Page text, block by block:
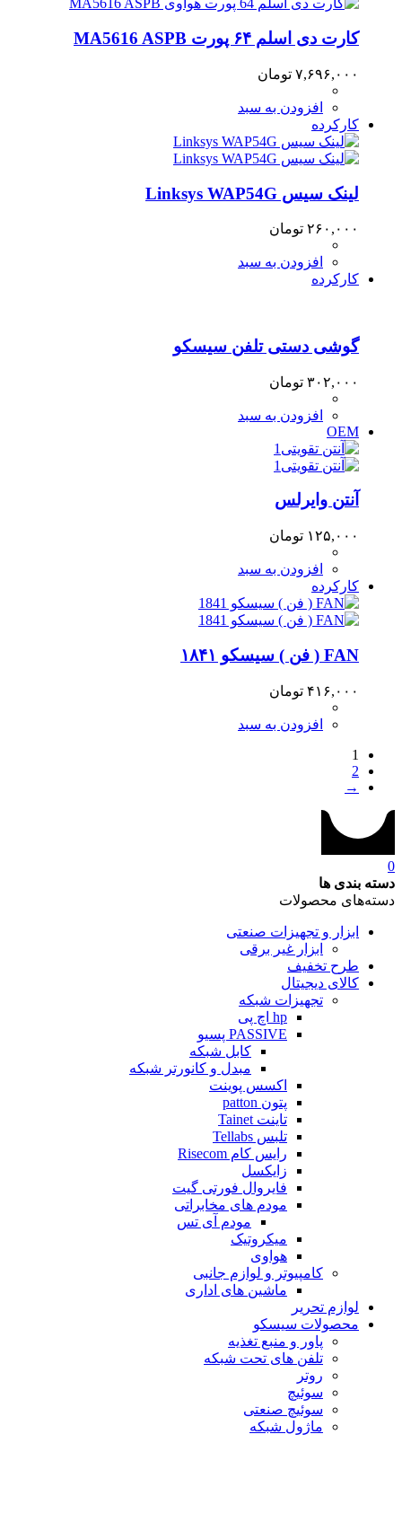
کارت دی اسلم ۶۴ پورت MA5616 ASPB
۷,۶۹۶,۰۰۰ تومان
افزودن به سبد
کارکرده
لینک سیس Linksys WAP54G
۲۶۰,۰۰۰ تومان
افزودن به سبد
کارکرده
گوشی دستی تلفن سیسکو
۳۰۲,۰۰۰ تومان
افزودن به سبد
OEM
آنتن وایرلس
۱۲۵,۰۰۰ تومان
افزودن به سبد
کارکرده
FAN ( فن ) سیسکو ۱۸۴۱
۴۱۶,۰۰۰ تومان
افزودن به سبد
1
2
→
0
دسته بندی ها
دسته‌های محصولات
ابزار و تجهیزات صنعتی
ابزار غیر برقی
طرح تخفیف
کالای دیجیتال
تجهیزات شبکه
hp اچ پی
PASSIVE پسیو
کابل شبکه
مبدل و کانورتر شبکه
اکسس پوینت
پتون patton
تاینت Tainet
تلبس Tellabs
رایس کام Risecom
زایکسل
فایروال فورتی گیت
مودم های مخابراتی
مودم آی تس
میکروتیک
هواوی
کامپیوتر و لوازم جانبی
ماشین های اداری
لوازم تحریر
محصولات سیسکو
پاور و منبع تغذیه
تلفن های تحت شبکه
روتر
سوئیچ
سوئیچ صنعتی
ماژول شبکه